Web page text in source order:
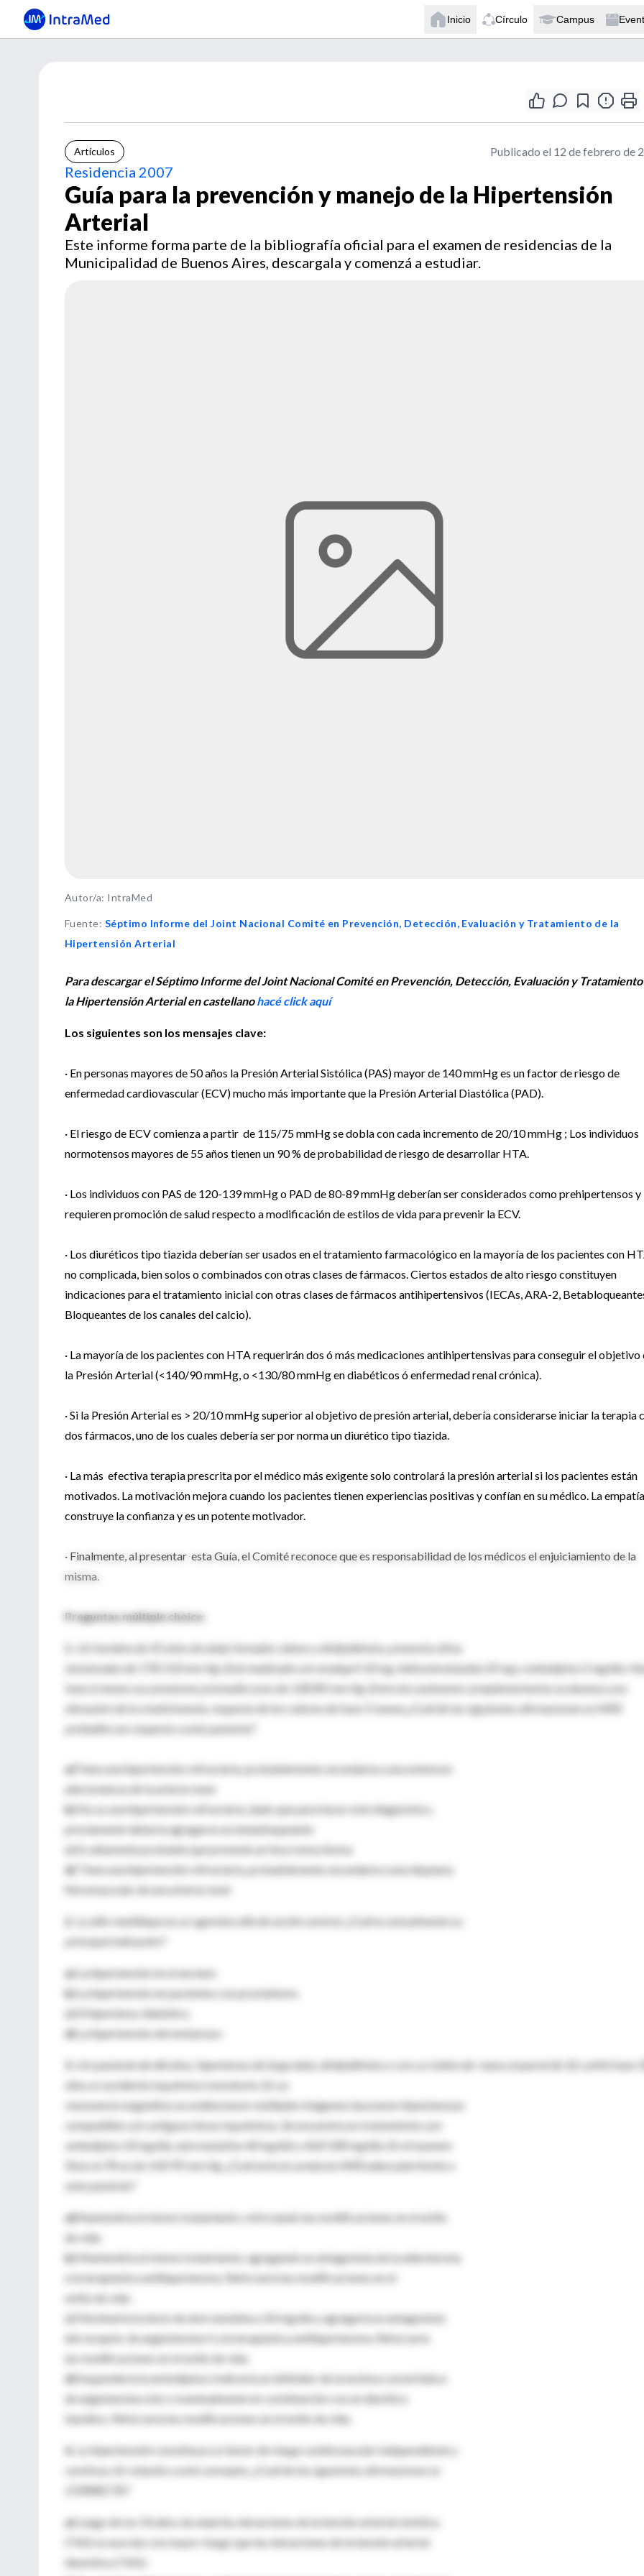
Inicio Círculo Campus
Artículos Publicado el 12 de febrero de
Residencia 2007
Guía para la prevención y manejo de la Hipertensión
Arterial
Este informe forma parte de la bibliografía oficial para el examen de residencias de la
Municipalidad de Buenos Aires, descargala y comenzá a estudiar.
Autor/a: IntraMed
Fuente: Séptimo Informe del Joint Nacional Comité en Prevención, Detección, Evaluación y Tratamiento de la
Hipertensión Arterial
Para descargar el Séptimo Informe del Joint Nacional Comité en Prevención, Detección, Evaluación y
la Hipertensión Arterial en castellanohacé click aquí
Los siguientes son los mensajes clave:
· En personas mayores de 50 años la Presión Arterial Sistólica (PAS) mayor de 140 mmHg es un factor de riesgo de
enfermedad cardiovascular (ECV) mucho más importante que la Presión Arterial Diastólica (PAD).
· El riesgo de ECV comienza a partir de 115/75 mmHg se dobla con cada incremento de 20/10 mmHg ; Los individuos
normotensos mayores de 55 años tienen un 90 % de probabilidad de riesgo de desarrollar HTA.
· Los individuos con PAS de 120-139 mmHg o PAD de 80-89 mmHg deberían ser considerados como prehipertensos y
requieren promoción de salud respecto a modificación de estilos de vida para prevenir la ECV.
· Los diuréticos tipo tiazida deberían ser usados en el tratamiento farmacológico en la mayoría de los pacientes con
no complicada, bien solos o combinados con otras clases de fármacos. Ciertos estados de alto riesgo constituyen
indicaciones para el tratamiento inicial con otras clases de fármacos antihipertensivos (IECAs, ARA-2,
Bloqueantes de los canales del calcio).
· La mayoría de los pacientes con HTA requerirán dos ó más medicaciones antihipertensivas para conseguir el objetivo
la Presión Arterial (<140/90 mmHg, o <130/80 mmHg en diabéticos ó enfermedad renal crónica).
· Si la Presión Arterial es > 20/10 mmHg superior al objetivo de presión arterial, debería considerarse iniciar la terapia
dos fármacos, uno de los cuales debería ser por norma un diurético tipo tiazida.
· La más efectiva terapia prescrita por el médico más exigente solo controlará la presión arterial si los pacientes están
motivados. La motivación mejora cuando los pacientes tienen experiencias positivas y confían en su médico. La empatía
construye la confianza y es un potente motivador.
· Finalmente, al presentar esta Guía, el Comité reconoce que es responsabilidad de los médicos el enjuiciamiento de la
misma.
Preguntas múltiple choice:
Un hombre de 55 años de edad, fumador, obeso y dislipidémico, presenta cifras
tensionales de 170/110 mm Hg. Está medicado con enalapril 10 mg, hidroclorotiazida 25 mg y amlodipina 5 mg/día.
hace 6 meses sus presiones promedio eran de 130/85 mm Hg. Entre los exámenes complementarios se destaca una
elevación de la creatininemia, respecto de los valores de hace 5 meses.¿Cuál de las siguientes afirmaciones es MÁS
probable con respecto a este paciente?
a) Tiene una hipertensión refractaria, probablemente secundaria a una estenosis
ateromatosa de la arteria renal
b)No es una hipertensión refractaria, dado que para hacer este diagnóstico,
previamente debería agregarse un betabloqueante
c) Es altamente probable que presente un feocromocitoma
d)
Tiene una hipertensión refractaria, probablemente secundaria a una displasia
fibromuscular de una arteria renal
La alfa-metildopa es un agonista alfa de acción central. ¿Cuál es actualmente su
principal indicación?
a) La hipertensión en el anciano
b)La hipertensión en pacientes con prostatismo
c) El hipertenso diabético
d)La hipertensión del embarazo
Un paciente de 68 años, hipertenso de larga data, dislipidémico y con un índice de masa corporal de 32, sufrió hace
días un accidente isquémico transitorio. En su
resonancia magnética se evidenciaron múltiples imágenes lacunares hipointensas
compatibles con antiguos focos isquémicos. Se encuentra en tratamiento con
amlodipina 10 mg/día, atorvastatina 40 mg/día y AAS 100 mg/día. En el examen
físico la TA es de 145/95 mm Hg. ¿Cuál sería la conducta MÁS adecuada frente a
este paciente?
a)Mantendría el mismo tratamiento, reforzando las modificaciones en el estilo
de vida.
b)Mantendría el mismo tratamiento, agregando un antagonista de la aldosterona
a la terapéutica antihipertensiva. Reforzaría las modificaciones en el
estilo de vida .
c)
Disminuiría la dosis de atorvastatina a 20 mg/día y agregaría un antagonista
del receptor de angiotensina II a la terapéutica antihipertensiva. Reforzaría
las modificaciones en el estilo de vida.
d)Suspendería la amlodipina e indicaría un inhibidor de la enzima convertidora
de angiotensina sólo o eventualmente en combinación con un diurético
tiazídico. Reforzaría las modificaciones en el estilo de vida.
La hipertensión constituye un factor de riesgo cardiovascular independiente y
continuo. En relación a este concepto, ¿Cuál de las siguientes afirmaciones es
CORRECTA?
a)Luego de los 50 años de edad las elevaciones de la tensión arterial sistólica
(TAS) se asocian con mayor riesgo que las elevaciones de la tensión arterial
diastólica (TAD).